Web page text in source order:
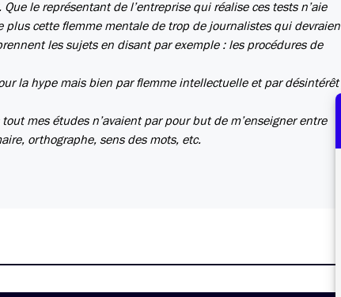
le représentant de l’entreprise qui réalise ces tests n’aie
cette flemme mentale de trop de journalistes qui
les sujets en disant par exemple : les procédures de
la hype mais bien par flemme intellectuelle et par désintérêt
mes études n’avaient par pour but de m’enseigner entre
orthographe, sens des mots, etc.